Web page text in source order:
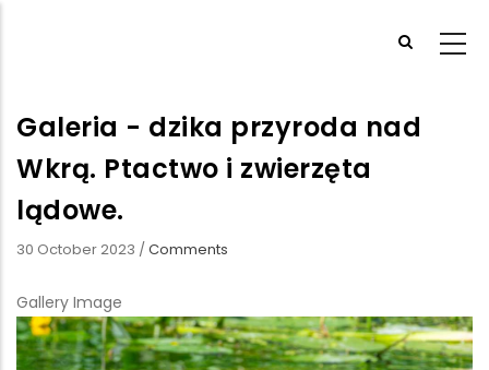
Galeria - dzika przyroda nad
Wkrą. Ptactwo i zwierzęta
lądowe.
30 October 2023 /Comments
Gallery Image